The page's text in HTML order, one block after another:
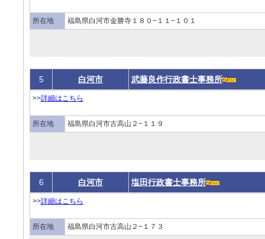
所在地 福島県白河市金勝寺１８０−１１−１０１
5 白河市 武藤良作行政書士事務所
>>詳細はこちら
所在地 福島県白河市古高山２−１１９
6 白河市 塩田行政書士事務所
>>詳細はこちら
所在地 福島県白河市古高山２−１７３